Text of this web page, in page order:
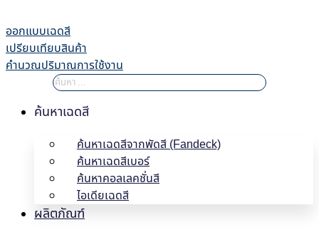
to
content
ออกแบบเฉดสี
เปรียบเทียบสินค้า
คำนวณปริมาณการใช้งาน
ค้นหาเฉดสี
ค้นหาเฉดสีจากพัดสี (Fandeck)
ค้นหาเฉดสีเบอร์
ค้นหาคอลเลคชั่นสี
ไอเดียเฉดสี
ผลิตภัณฑ์